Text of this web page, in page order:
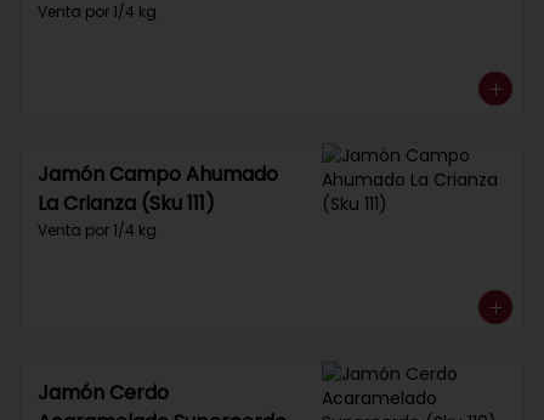
Venta por 1/4 kg.
Jamón Campo Ahumado
La Crianza (Sku 111)
Venta por 1/4 kg.
Jamón Cerdo